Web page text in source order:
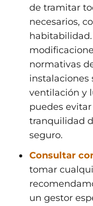
de tramitar
necesarios,
normativas
instalaciones
ventilación y
puedes
tranquilidad
seguro.
Consultar
tomar
un gestor